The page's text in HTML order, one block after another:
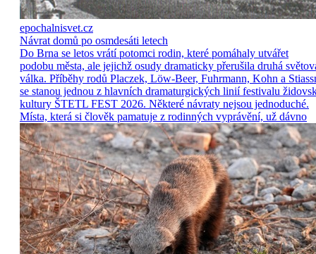
epochalnisvet.cz
Návrat domů po osmdesáti letech
Do Brna se letos vrátí potomci rodin, které pomáhaly utvářet
podobu města, ale jejichž osudy dramaticky přerušila druhá
válka. Příběhy rodů Placzek, Löw-Beer, Fuhrmann, Kohn a
se stanou jednou z hlavních dramaturgických linií festivalu
kultury ŠTETL FEST 2026. Některé návraty nejsou jednoduché.
Místa, která si člověk pamatuje z rodinných vyprávění, už dávno